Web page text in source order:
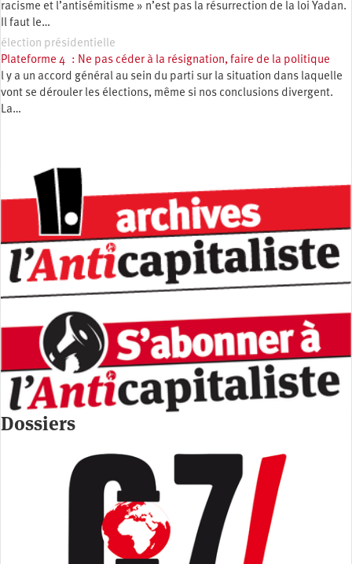
racisme et l’antisémitisme » n’est pas la résurrection de la loi Yadan.
Il faut le…
élection présidentielle
Plateforme 4 : Ne pas céder à la résignation, faire de la politique
l y a un accord général au sein du parti sur la situation dans laquelle
vont se dérouler les élections, même si nos conclusions divergent.
La…
Dossiers